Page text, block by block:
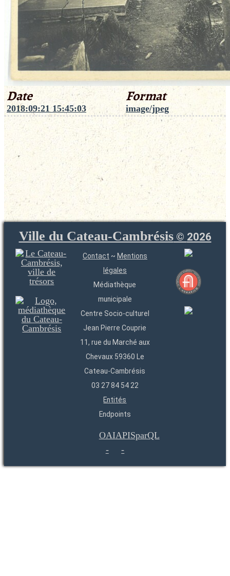
Date
2018:09:21 15:45:03
Format
image/jpeg
Ville du Cateau-Cambrésis© 2026
Contact ~ Mentions
légales
Médiathèque
municipale
Centre Socio-culturel
Jean Pierre Couprie
11, rue du Marché aux
Chevaux 59360 Le
Cateau-Cambrésis
03 27 84 54 22
Entités
Endpoints
OAI
-
API
-
SparQL